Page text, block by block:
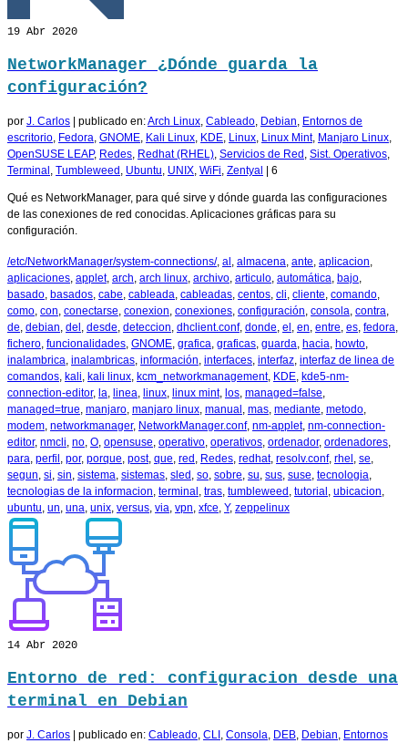
19 Abr 2020
NetworkManager ¿Dónde guarda la
configuración?
por J. Carlos publicado en:Arch Linux, Cableado, Debian, Entornos de
escritorio, Fedora, GNOME, Kali Linux, KDE, Linux, Linux Mint, Manjaro Linux,
OpenSUSE LEAP, Redes, Redhat (RHEL), Servicios de Red , Sist. Operativos,
Terminal , Tumbleweed , Ubuntu, UNIX, WiFi, Zentyal 6
Qué es NetworkManager, para qué sirve y dónde guarda las configuraciones
de las conexiones de red conocidas. Aplicaciones gráficas para su
configuración.
/etc/NetworkManager/system-connections/, al , almacena, ante, aplicacion,
aplicaciones, applet, arch, arch linux, archivo, articulo, automática, bajo,
basado, basados, cabe, cableada, cableadas, centos, cli, cliente, comando,
como, con, conectarse, conexion, conexiones, configuración, consola, contra,
de, debian, del , desde, deteccion, dhclient.conf, donde, el , en, entre, es, fedora,
fichero, funcionalidades, GNOME, grafica, graficas, guarda, hacia, howto,
inalambrica, inalambricas, información, interfaces, interfaz, interfaz de linea de
comandos, kali, kali linux, kcm_networkmanagement, KDE, kde5-nm-
connection-editor, la, linea, linux, linux mint, los, managed=false,
managed=true, manjaro, manjaro linux, manual , mas, mediante, metodo,
modem, networkmanager, NetworkManager.conf, nm-applet, nm-connection-
editor, nmcli, no, O, opensuse, operativo, operativos, ordenador, ordenadores,
para, perfil , por, porque, post, que, red , Redes, redhat, resolv.conf, rhel , se,
segun, si, sin, sistema, sistemas, sled , so, sobre, su, sus, suse, tecnologia,
tecnologias de la informacion, terminal , tras, tumbleweed , tutorial , ubicacion,
ubuntu, un, una, unix, versus, via, vpn, xfce, Y, zeppelinux
14 Abr 2020
Entorno de red: configuracion desde una
terminal en Debian
por J. Carlos | publicado en: Cableado CLI Consola DEB Debian Entornos